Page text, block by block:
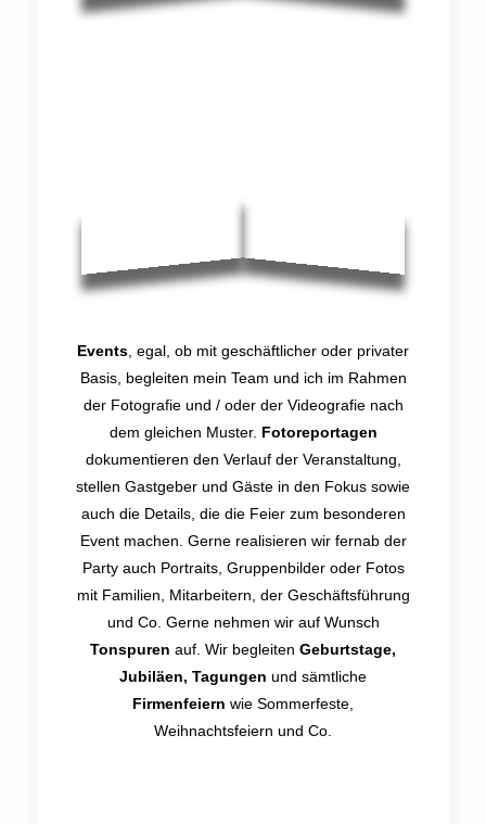
Events , egal, ob mit geschäftlicher oder privater
Basis, begleiten mein Team und ich im Rahmen
der Fotografie und / oder der Videografie nach
dem gleichen Muster. Fotoreportagen
dokumentieren den Verlauf der Veranstaltung,
stellen Gastgeber und Gäste in den Fokus sowie
auch die Details, die die Feier zum besonderen
Event machen. Gerne realisieren wir fernab der
Party auch Portraits, Gruppenbilder oder Fotos
mit Familien, Mitarbeitern, der Geschäftsführung
und Co. Gerne nehmen wir auf Wunsch
Tonspuren auf. Wir begleiten Geburtstage,
Jubiläen, Tagungen und sämtliche
Firmenfeiern wie Sommerfeste,
Weihnachtsfeiern und Co.